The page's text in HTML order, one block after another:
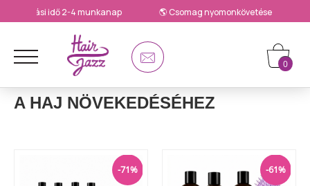
idő 2-4 munkanap 🌎 Csomag nyomonkövetése
0
A HAJ NÖVEKEDÉSÉHEZ
-71% -61%